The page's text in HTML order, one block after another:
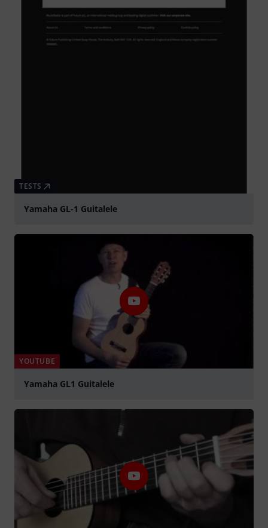
TESTS
Yamaha GL-1 Guitalele
YOUTUBE
Yamaha GL1 Guitalele